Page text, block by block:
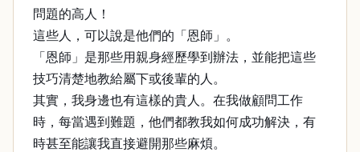
問題的高人！
這些人，可以說是他們的「恩師」。
「恩師」是那些用親身經歷學到辦法，並能把這些
技巧清楚地教給屬下或後輩的人。
其實，我身邊也有這樣的貴人。在我做顧問工作
時，每當遇到難題，他們都教我如何成功解決，有
時甚至能讓我直接避開那些麻煩。